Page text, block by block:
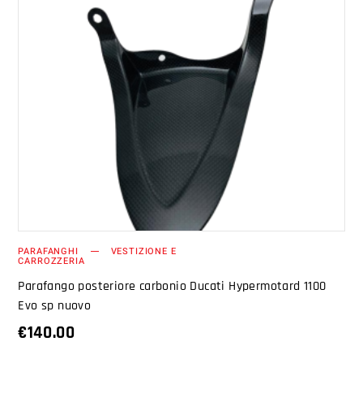
AGGIUNGI AL CARRELLO
PARAFANGHI VESTIZIONE E
CARROZZERIA
Parafango posteriore carbonio Ducati Hypermotard 1100
Evo sp nuovo
€140.00